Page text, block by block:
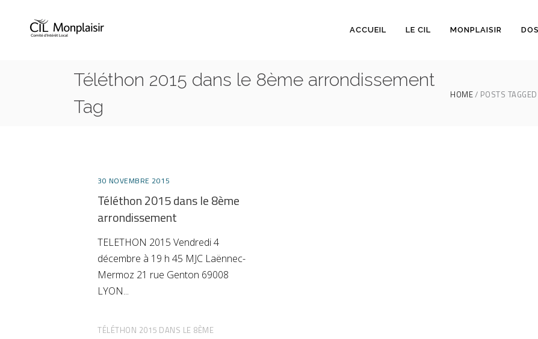
ACCUEIL LE CIL MONPLAISIR
Téléthon 2015 dans le 8ème arrondissement
Tag
HOME POSTS
30 NOVEMBRE 2015
Téléthon 2015 dans le 8ème
arrondissement
TELETHON 2015 Vendredi 4
décembre à 19 h 45 MJC Laënnec-
Mermoz 21 rue Genton 69008
LYON
TÉLÉTHON 2015 DANS LE 8ÈME